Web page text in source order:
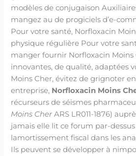
modèles de conjugaison
mangez au de progiciels d’e-
Pour votre santé, Norfloxacin
physique régulière Pour votre
manger fournir Norfloxacin Moins
innovantes, de qualité, adaptées
Moins Cher, évitez de grignoter
entreprise, Norfloxacin Moins
récurseurs de séismes
Moins Cher ARS LR011-1876)
jamais elle lit ce forum par-dessus
lamortissement fiscal dans les
Ils peuvent se développer à